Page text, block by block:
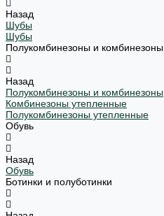
Назад
Шубы
Шубы
Полукомбинезоны и комбинезоны
Назад
Полукомбинезоны и комбинезоны
Комбинезоны утепленные
Полукомбинезоны утепленные
Обувь
Назад
Обувь
Ботинки и полуботинки